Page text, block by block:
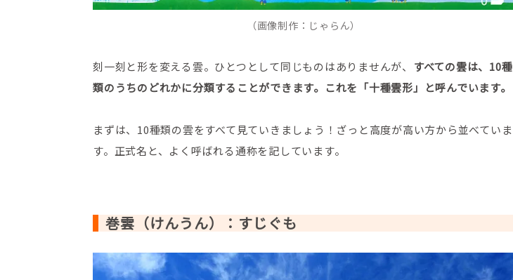
（画像制作：じゃらん）
刻一刻と形を変える雲。ひとつとして同じものはありませんが、
すべての雲は、10種
類のうちのどれかに分類することができます。これを「十種雲形」と呼んでいます。
まずは、10種類の雲をすべて見ていきましょう！ざっと高度が高い方から並べていま
す。正式名と、よく呼ばれる通称を記しています。
巻雲（けんうん）：すじぐも